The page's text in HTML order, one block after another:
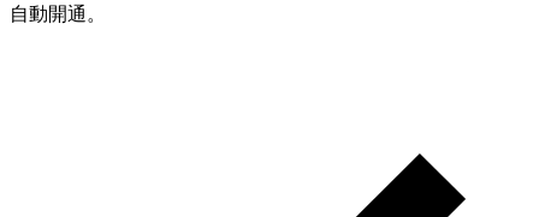
自動開通。